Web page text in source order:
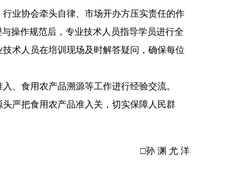
业协会牵头自律、市场开办方压实责任的作
操作规范后，专业技术人员指导学员进行全
术人员在培训现场及时解答疑问，确保每位
食用农产品溯源等工作进行经验交流。
严把食用农产品准入关，切实保障人民群
□孙 渊 尤 洋